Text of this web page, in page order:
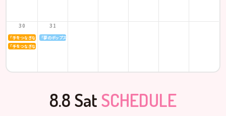
「手をつなぎながら」公演
「手をつなぎながら」公演
30
「夢のポップスター」公演
31
8.8 Sat SCHEDULE